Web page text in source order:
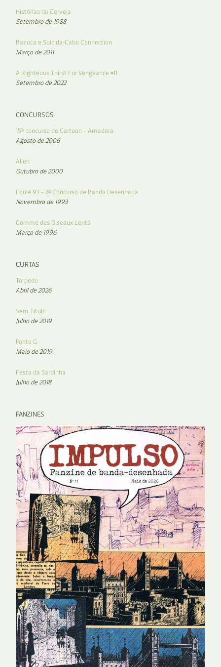
Histórias da Cerveja
Setembro de 1988
Bazuca e Suicida-Cabo Connection
Março de 2011
A Righteous Thirst For Vengeance #11
Setembro de 2022
CONCURSOS
15º concurso de Cartoon – Amadora
Agosto de 2006
Allen
Outubro de 2000
Loulé 93 – 2º Concurso de Banda Desenhada
Novembro de 1993
Comme des Oiseaux Lents
Março de 1996
CURTAS
Torpedo
Abril de 2026
Sem Título
Julho de 2019
Ponto G
Maio de 2019
Festa da Sardinha
Julho de 2018
FANZINES